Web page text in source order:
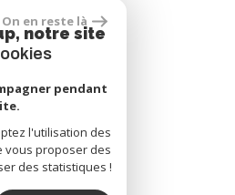
On en reste là
notre site
pendant
l'utilisation des
vous proposer des
des statistiques !